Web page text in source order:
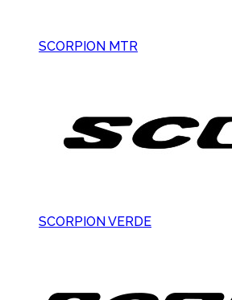
SCORPION MTR
SCORPION VERDE